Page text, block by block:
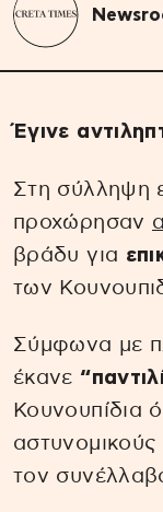
Έγινε
Στη σύλληψη
προχώρησαν
βράδυ για
των
Σύμφωνα με
έκανε
Κουνουπίδια
αστυνομικούς
τον